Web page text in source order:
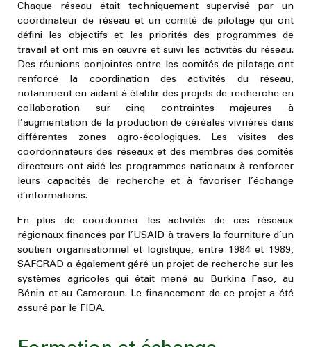
Chaque réseau était techniquement supervisé par un
coordinateur de réseau et un comité de pilotage qui ont
défini les objectifs et les priorités des programmes de
travail et ont mis en œuvre et suivi les activités du réseau.
Des réunions conjointes entre les comités de pilotage ont
renforcé la coordination des activités du réseau,
notamment en aidant à établir des projets de recherche en
collaboration sur cinq contraintes majeures à
l’augmentation de la production de céréales vivrières dans
différentes zones agro-écologiques. Les visites des
coordonnateurs des réseaux et des membres des comités
directeurs ont aidé les programmes nationaux à renforcer
leurs capacités de recherche et à favoriser l’échange
d’informations.
En plus de coordonner les activités de ces réseaux
régionaux financés par l’USAID à travers la fourniture d’un
soutien organisationnel et logistique, entre 1984 et 1989,
SAFGRAD a également géré un projet de recherche sur les
systèmes agricoles qui était mené au Burkina Faso, au
Bénin et au Cameroun. Le financement de ce projet a été
assuré par le FIDA.